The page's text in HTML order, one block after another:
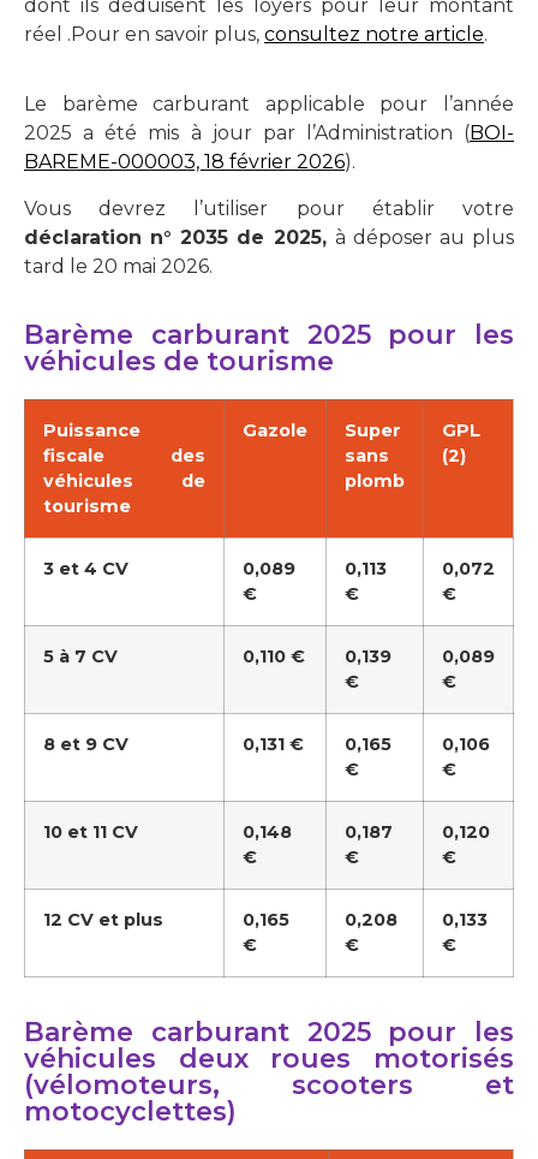
dont ils déduisent les loyers pour leur montant
réel .Pour en savoir plus, consultez notre article.
Le barème carburant applicable pour l’année
2025 a été mis à jour par l’Administration (BOI-
BAREME-000003, 18 février 2026).
Vous devrez l’utiliser pour établir votre
déclaration n° 2035 de 2025, à déposer au plus
tard le 20 mai 2026.
Barème carburant 2025 pour les
véhicules de tourisme
Puissance
fiscale des
véhicules de
tourisme
Gazole
Super
sans
plomb
GPL
(2)
3 et 4 CV
0,089
€
0,113
€
0,072
€
5 à 7 CV 0,110 €
0,139
€
0,089
€
8 et 9 CV 0,131 €
0,165
€
0,106
€
10 et 11 CV
0,148
€
0,187
€
0,120
€
12 CV et plus
0,165
€
0,208
€
0,133
€
Barème carburant 2025 pour les
véhicules deux roues motorisés
(vélomoteurs, scooters et
motocyclettes)